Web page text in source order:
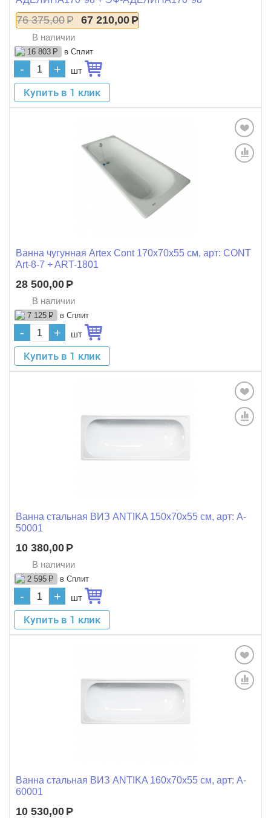
76 375,00 Р 67 210,00 Р
В наличии
16 803 Р в Сплит
- + шт
Купить в 1 клик
Ванна чугунная Artex Cont 170x70x55 см, арт: CONT
Art-8-7 + ART-1801
28 500,00 Р
В наличии
7 125 Р в Сплит
- + шт
Купить в 1 клик
Ванна стальная ВИЗ ANTIKA 150x70x55 см, арт: A-
50001
10 380,00 Р
В наличии
2 595 Р в Сплит
- + шт
Купить в 1 клик
Ванна стальная ВИЗ ANTIKA 160x70x55 см, арт: A-
60001
10 530,00 Р